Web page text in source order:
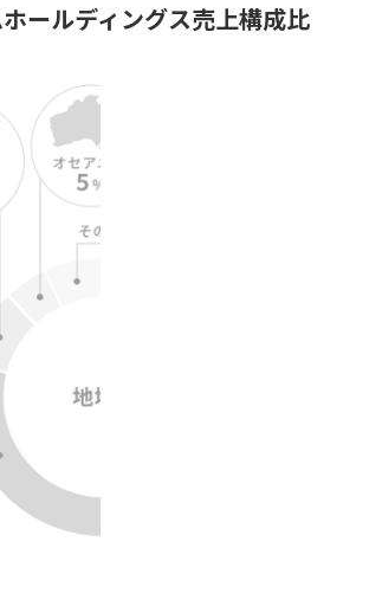
ールディングス売上構成比